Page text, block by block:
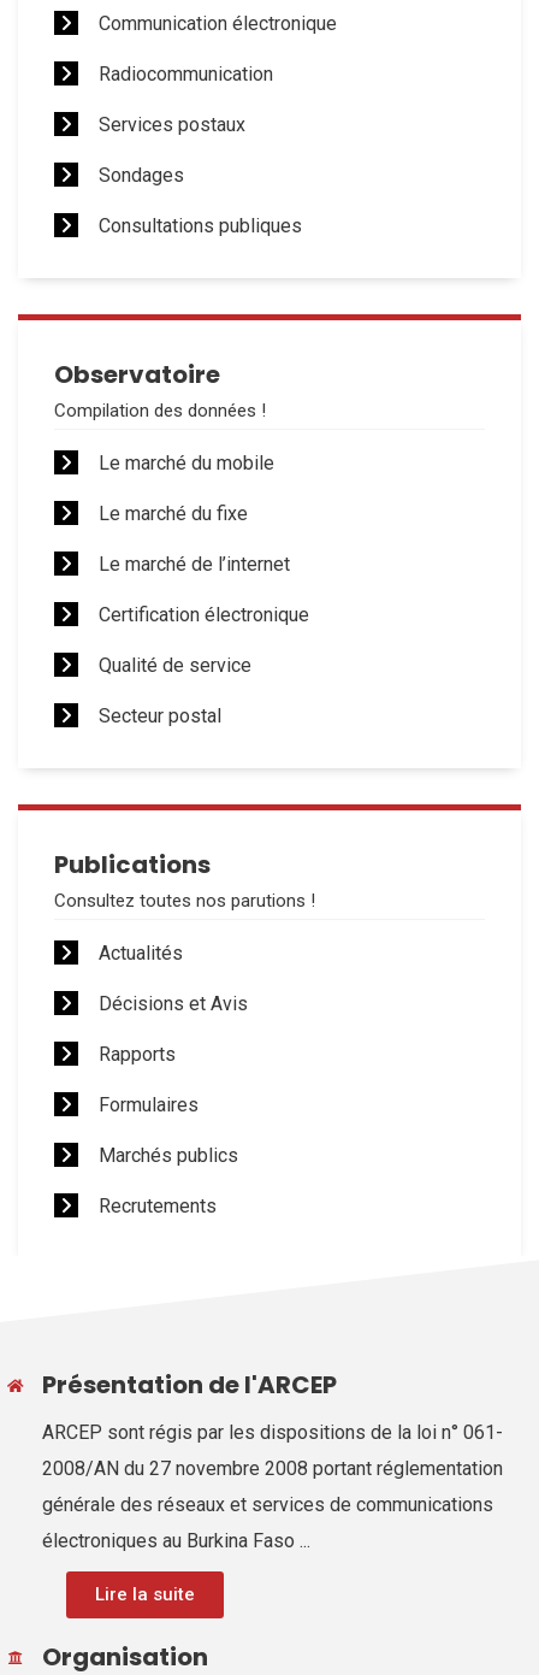
Communication électronique
Radiocommunication
Services postaux
Sondages
Consultations publiques
Observatoire
Compilation des données !
Le marché du mobile
Le marché du fixe
Le marché de l’internet
Certification électronique
Qualité de service
Secteur postal
Publications
Consultez toutes nos parutions !
Actualités
Décisions et Avis
Rapports
Formulaires
Marchés publics
Recrutements
Présentation de l'ARCEP
ARCEP sont régis par les dispositions de la loi n° 061-
2008/AN du 27 novembre 2008 portant réglementation
générale des réseaux et services de communications
électroniques au Burkina Faso ...
Lire la suite
Organisation